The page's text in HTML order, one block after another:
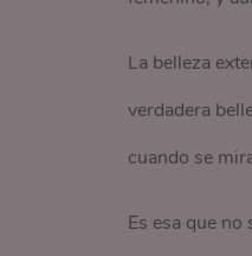
La belleza
verdadera
cuando se
Es esa que